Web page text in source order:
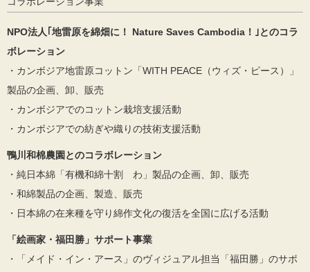
NPO法人｢地雷原を綿畑に！ Nature Saves Cambodia！｣とのコラ
ボレーション
・カンボジア地雷原コットン「WITH PEACE（ウィズ・ピース）」
製品の企画、卸、販売
・カンボジアでのコットン栽培支援活動
・カンボジアでの紡ぎや織りの技術支援活動
鴨川和棉農園とのコラボレーション
・純日本綿「有機和綿十割 わ」製品の企画、卸、販売
・和綿製品の企画、製造、販売
・日本綿の在来種を守り綿作文化の復活を全国に広げる活動
「絵画家・福田勝」サポート事業
・「メイド・イン・アース」のヴィジュアル担当「福田勝」のサポ